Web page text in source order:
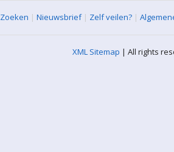
Zoeken | Nieuwsbrief| Zelf veilen? |
XML Sitemap | All rights